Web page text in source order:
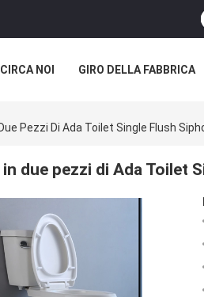
CIRCA NOI GIRO DELLA FABBRICA
Pezzi Di Ada Toilet Single Flush
in due pezzi di Ada Toilet